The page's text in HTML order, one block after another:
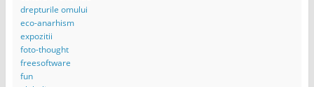
drepturile omului
eco-anarhism
expozitii
foto-thought
freesoftware
fun